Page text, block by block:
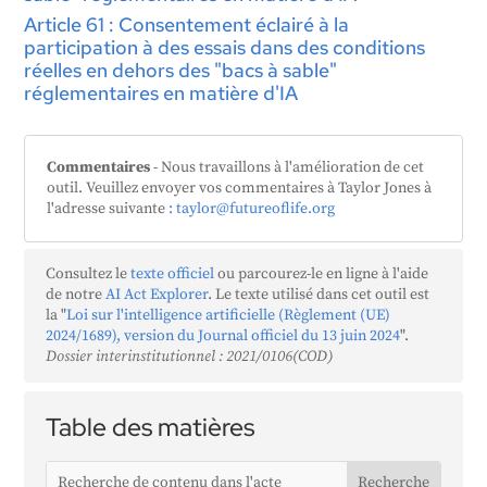
Table des matières
Article 61 : Consentement éclairé à la
participation à des essais dans des conditions
réelles en dehors des "bacs à sable"
réglementaires en matière d'IA
Commentaires- Nous travaillons à l'amélioration de cet
outil. Veuillez envoyer vos commentaires à Taylor Jones à
l'adresse suivante : taylor@futureoflife.org
Consultez letexte officielou parcourez-le en ligne à l'aide
de notreAI Act Explorer. Le texte utilisé dans cet outil est
la "Loi sur l'intelligence artificielle (Règlement (UE)
2024/1689), version du Journal officiel du 13 juin 2024".
Dossier interinstitutionnel : 2021/0106(COD)